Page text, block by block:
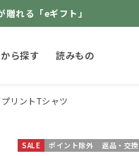
れる「eギフト」
ら探す 読みもの
リントTシャツ
SALE ポイント除外 返品・交